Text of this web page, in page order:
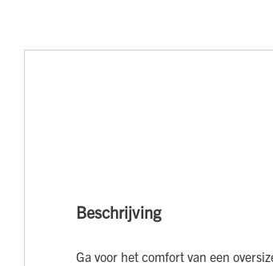
Beschrijving
Ga voor het comfort van een